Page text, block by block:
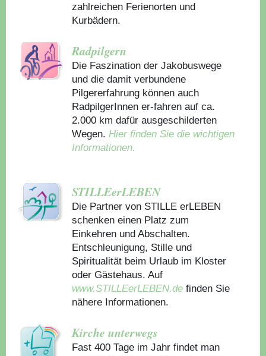
zahlreichen Ferienorten und
Kurbädern.
Radpilgern
Die Faszination der Jakobuswege
und die damit verbundene
Pilgererfahrung können auch
RadpilgerInnen er-fahren auf ca.
2.000 km dafür ausgeschilderten
Wegen.Hier finden Sie die wichtigen
Informationen.
STILLEerLEBEN
Die Partner von STILLE erLEBEN
schenken einen Platz zum
Einkehren und Abschalten.
Entschleunigung, Stille und
Spiritualität beim Urlaub im Kloster
oder Gästehaus. Auf
www.STILLEerLEBEN.de finden Sie
nähere Informationen.
Kirche unterwegs
Fast 400 Tage im Jahr findet man